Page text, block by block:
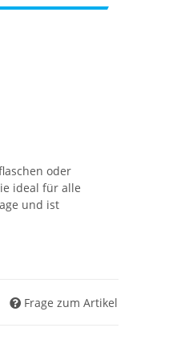
oder
ideal für alle
und ist
Frage zum Artikel